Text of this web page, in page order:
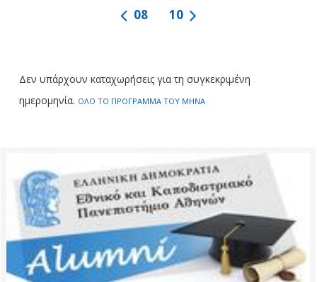
10
08
Δεν υπάρχουν καταχωρήσεις για τη συγκεκριμένη
ημερομηνία. ΟΛΟ ΤΟ ΠΡΟΓΡΑΜΜΑ ΤΟΥ ΜΗΝΑ